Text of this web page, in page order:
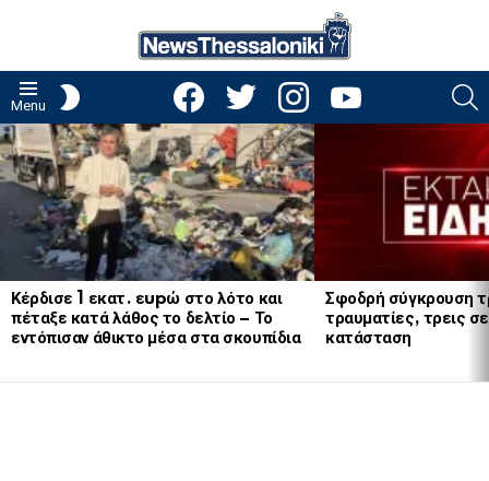
Menu
facebooktwitter instagramyoutube
LATEST
STORIES
Κέρδισε 1 εκατ. εupώ στο λότο και
πέταξε κατά λάθος το δελτίο – Το
εντόπισαν άθικτο μέσα στα σκουπίδια
Σφοδρή σύγκρουση
τραυματίες, τρεις
κατάσταση